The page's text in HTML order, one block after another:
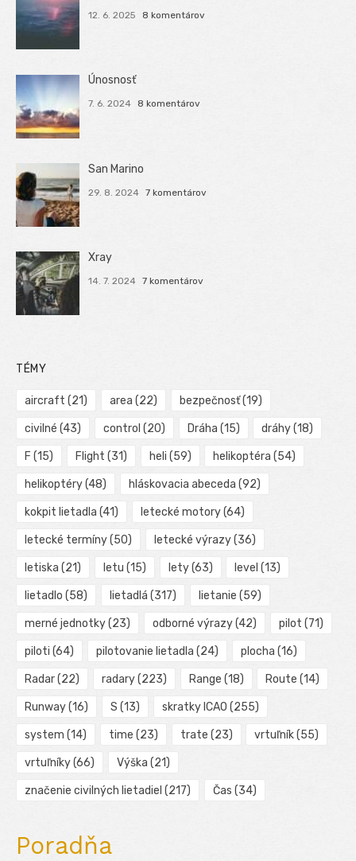
12. 6. 2025 8 komentárov
Únosnosť
7. 6. 2024 8 komentárov
San Marino
29. 8. 2024 7 komentárov
Xray
14. 7. 2024 7 komentárov
TÉMY
aircraft (21) area (22) bezpečnosť(19)
civilné (43) control (20) Dráha (15) dráhy(18)
F (15) Flight (31) heli (59) helikoptéra (54)
helikoptéry(48) hláskovacia abeceda (92)
kokpit lietadla (41) letecké motory(64)
letecké termíny(50) letecké výrazy(36)
letiska (21) letu (15) lety(63) level (13)
lietadlo (58) lietadlá (317) lietanie (59)
merné jednotky(23) odborné výrazy(42) pilot (71)
piloti (64) pilotovanie lietadla (24) plocha (16)
Radar(22) radary(223) Range (18) Route (14)
Runway(16) S (13) skratky ICAO (255)
system (14) time (23) trate (23) vrtuľník(55)
vrtuľníky(66) Výška (21)
značenie civilných lietadiel (217) Čas (34)
Poradňa